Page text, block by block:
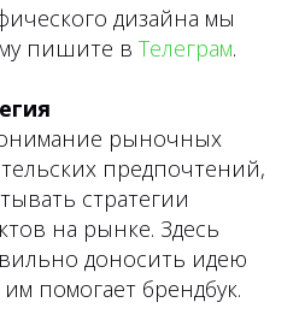
дизайна мы
пишите в Телеграм.
рыночных
предпочтений,
стратегии
на рынке. Здесь
доносить идею
помогает брендбук.